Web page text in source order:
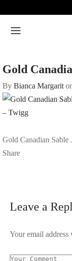
Gold
By Bianca Margarit
Gold Canadian Sable
Share
Leave a
Your email